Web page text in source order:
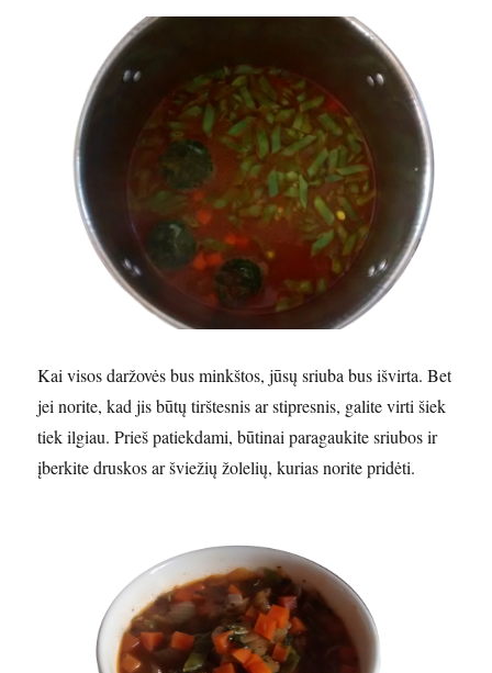
Kai visos daržovės bus minkštos, jūsų sriuba bus išvirta. Bet
jei norite, kad jis būtų tirštesnis ar stipresnis, galite virti šiek
tiek ilgiau. Prieš patiekdami, būtinai paragaukite sriubos ir
įberkite druskos ar šviežių žolelių, kurias norite pridėti.